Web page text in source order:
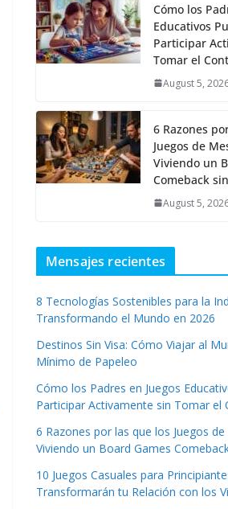
Cómo los
Educativos
Participar
Tomar el
August 5,
6 Razones
Juegos de
Viviendo un
Comeback
August 5,
Mensajes recientes
8 Tecnologías Sostenibles para la
Transformando el Mundo en 2026
Destinos Sin Visa: Cómo Viajar al
Mínimo de Papeleo
Cómo los Padres en Juegos
Participar Activamente sin Tomar el
6 Razones por las que los Juegos
Viviendo un Board Games
10 Juegos Casuales para
Transformarán tu Relación con los